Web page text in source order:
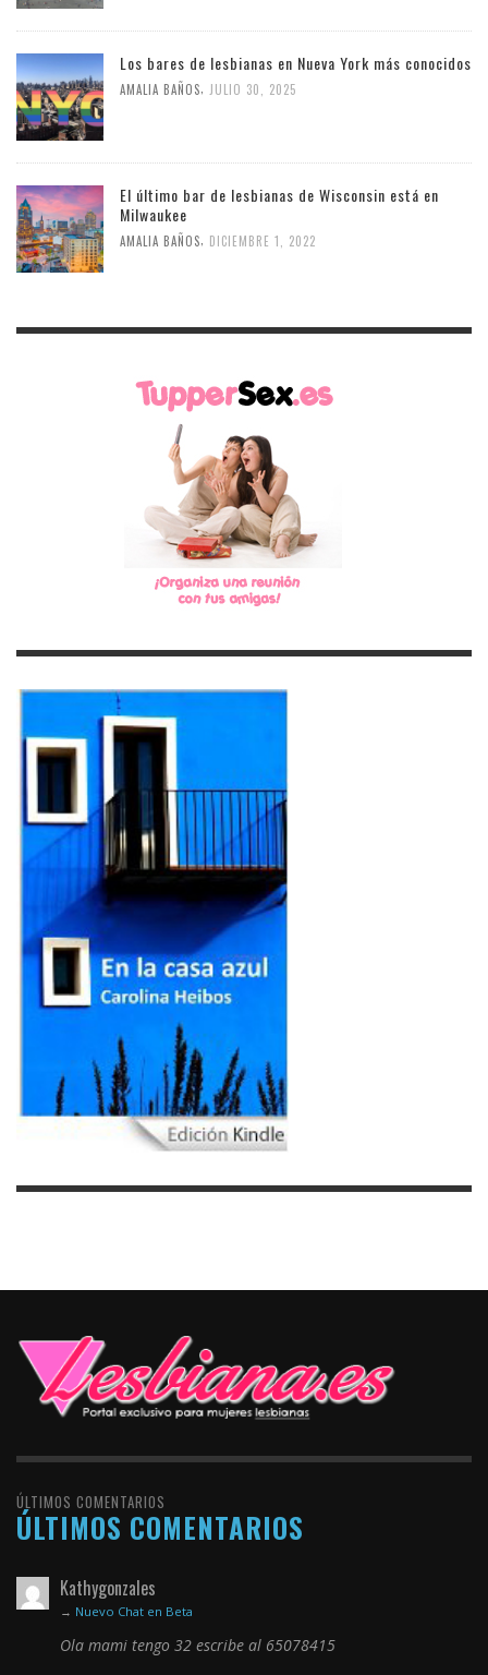
Los bares de lesbianas en Nueva York más conocidos
AMALIA BAÑOS, JULIO 30, 2025
El último bar de lesbianas de Wisconsin está en
Milwaukee
AMALIA BAÑOS, DICIEMBRE 1, 2022
ÚLTIMOS COMENTARIOS
ÚLTIMOS COMENTARIOS
Kathygonzales
→ Nuevo Chat en Beta
Ola mami tengo 32 escribe al 65078415